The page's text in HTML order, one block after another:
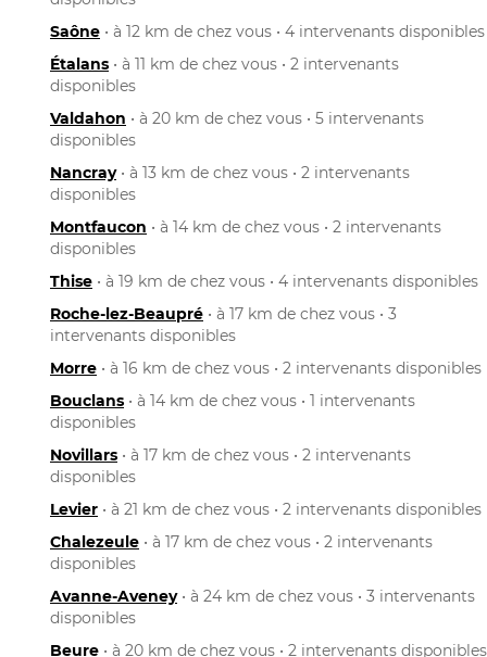
Saône • à 12 km de chez vous • 4 intervenants disponibles
Étalans • à 11 km de chez vous • 2 intervenants
disponibles
Valdahon • à 20 km de chez vous • 5 intervenants
disponibles
Nancray• à 13 km de chez vous • 2 intervenants
disponibles
Montfaucon • à 14 km de chez vous • 2 intervenants
disponibles
Thise • à 19 km de chez vous • 4 intervenants disponibles
Roche-lez-Beaupré • à 17 km de chez vous • 3
intervenants disponibles
Morre • à 16 km de chez vous • 2 intervenants disponibles
Bouclans • à 14 km de chez vous • 1 intervenants
disponibles
Novillars • à 17 km de chez vous • 2 intervenants
disponibles
Levier • à 21 km de chez vous • 2 intervenants disponibles
Chalezeule • à 17 km de chez vous • 2 intervenants
disponibles
Avanne-Aveney• à 24 km de chez vous • 3 intervenants
disponibles
Beure • à 20 km de chez vous • 2 intervenants disponibles